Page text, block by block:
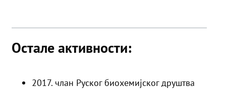
Остале активности:
2017. члан Руског биохемијског друштва